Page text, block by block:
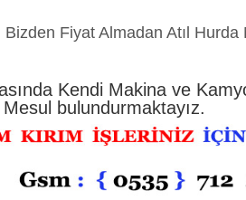
Bizden Fiyat Almadan Atıl Hurda
Kendi Makina ve
bulundurmaktayız.